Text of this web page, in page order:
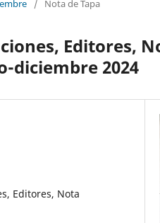
/ Nota de Tapa
Editores,
diciembre 2024
Editores, Nota